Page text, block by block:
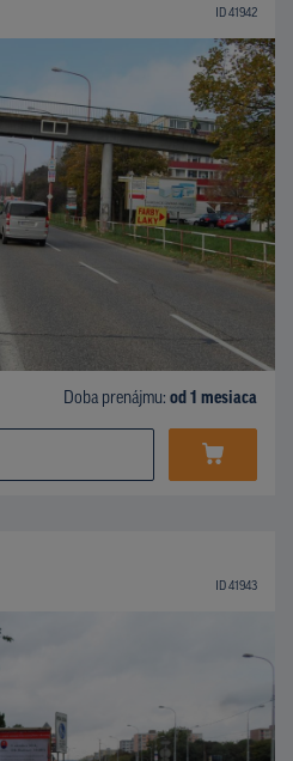
ID 41942
Doba prenájmu: od 1 mesiaca
ID 41943